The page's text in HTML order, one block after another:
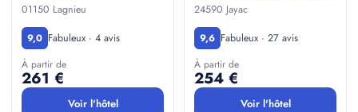
01150 Lagnieu
9,0 Fabuleux · 4 avis
À partir de
261 €
Voir l'hôtel
24590 Jayac
9,6 Fabuleux · 27 avis
À partir de
254 €
Voir l'hôtel